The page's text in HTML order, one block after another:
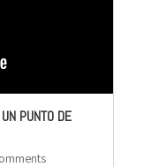
PUNTO DE